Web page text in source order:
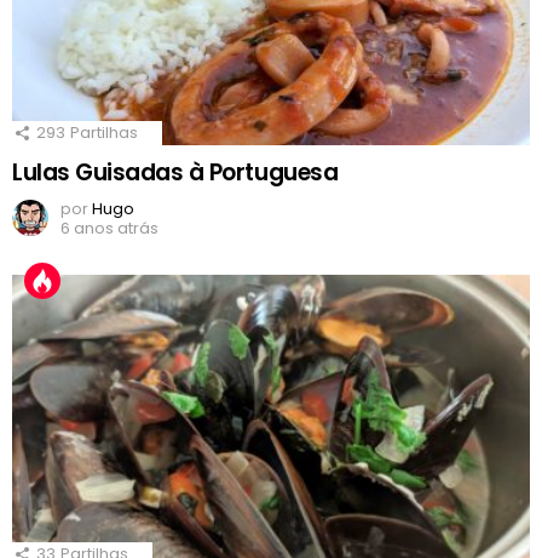
293 Partilhas
Lulas Guisadas à Portuguesa
porHugo
6 anos atrás
33 Partilhas